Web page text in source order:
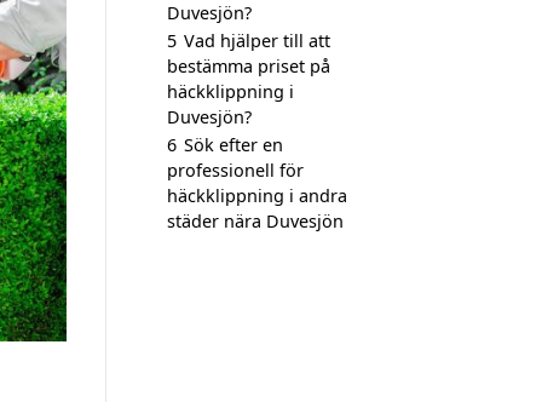
Duvesjön?
5 Vad hjälper till att
bestämma priset på
häckklippning i
Duvesjön?
6 Sök efter en
professionell för
häckklippning i andra
städer nära Duvesjön